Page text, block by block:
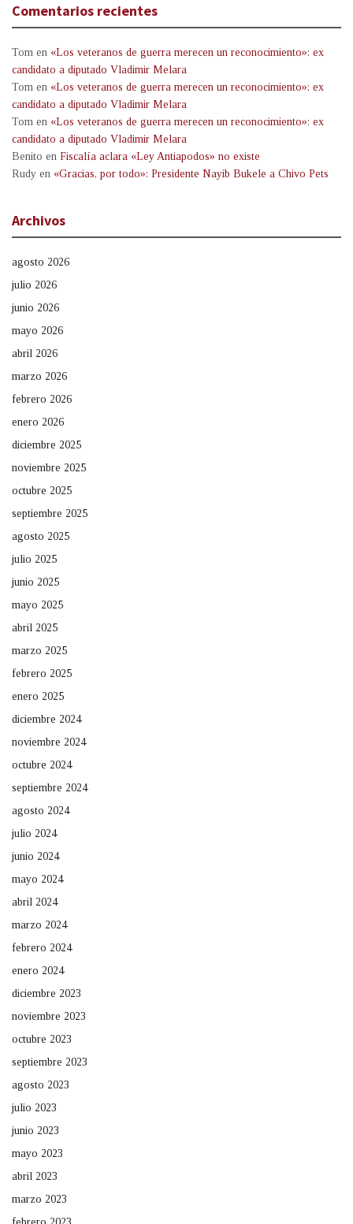
Comentarios recientes
Tom en «Los veteranos de guerra merecen un reconocimiento»: ex
candidato a diputado Vladimir Melara
Tom en «Los veteranos de guerra merecen un reconocimiento»: ex
candidato a diputado Vladimir Melara
Tom en «Los veteranos de guerra merecen un reconocimiento»: ex
candidato a diputado Vladimir Melara
Benito en Fiscalía aclara «Ley Antiapodos» no existe
Rudy en «Gracias, por todo»: Presidente Nayib Bukele a Chivo Pets
Archivos
agosto 2026
julio 2026
junio 2026
mayo 2026
abril 2026
marzo 2026
febrero 2026
enero 2026
diciembre 2025
noviembre 2025
octubre 2025
septiembre 2025
agosto 2025
julio 2025
junio 2025
mayo 2025
abril 2025
marzo 2025
febrero 2025
enero 2025
diciembre 2024
noviembre 2024
octubre 2024
septiembre 2024
agosto 2024
julio 2024
junio 2024
mayo 2024
abril 2024
marzo 2024
febrero 2024
enero 2024
diciembre 2023
noviembre 2023
octubre 2023
septiembre 2023
agosto 2023
julio 2023
junio 2023
mayo 2023
abril 2023
marzo 2023